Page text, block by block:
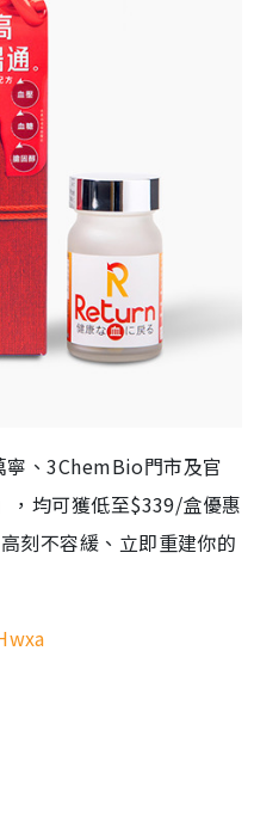
、3ChemBio門市及官
，均可獲低至$339/盒優惠
刻不容緩、立即重建你的